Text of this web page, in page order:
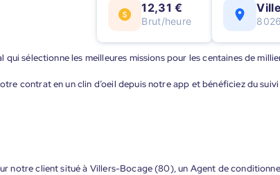
12,31 €
Brut/heure
qui sélectionne les meilleures missions pour les centaines de
contrat en un clin d’oeil depuis notre app et bénéficiez du
notre client situé à Villers-Bocage (80), un Agent de